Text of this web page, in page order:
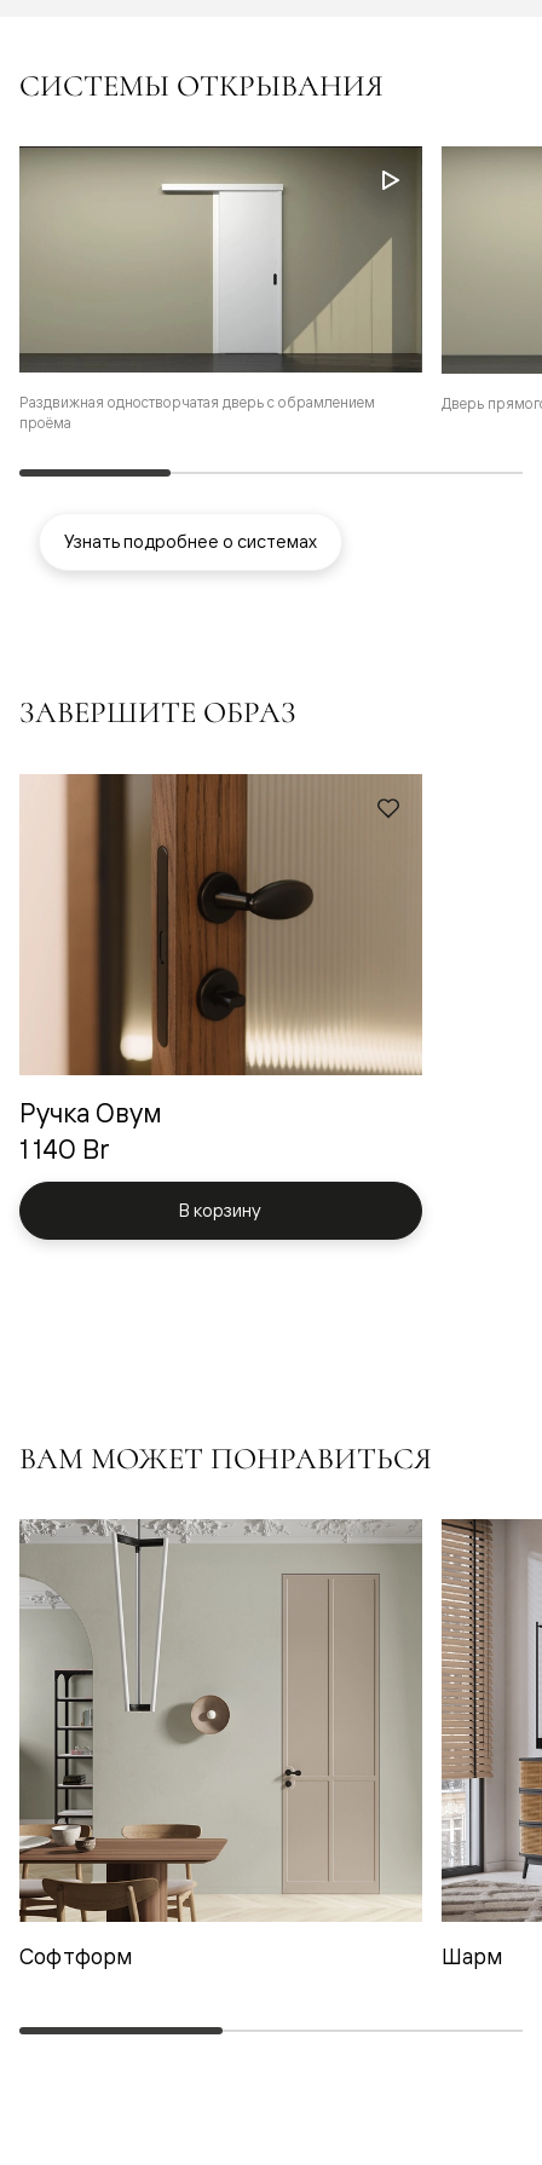
СИСТЕМЫ ОТКРЫВАНИЯ
Раздвижная одностворчатая дверь с обрамлением
проёма
Дверь
Узнать подробнее о системах
ЗАВЕРШИТЕ ОБРАЗ
Ручка Овум
1 140 Br
В корзину
ВАМ МОЖЕТ ПОНРАВИТЬСЯ
Софтформ Шарм